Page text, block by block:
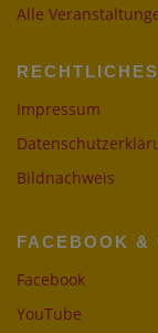
Alle
RECHTLICHES
Impressum
Bildnachweis
FACEBOOK &
Facebook
YouTube